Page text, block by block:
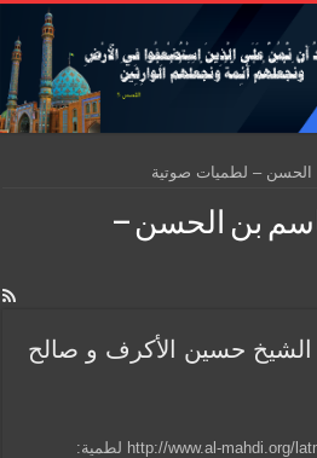
الحسن – لطميات صوتية
بن الحسن –
حسين الأكرف و صالح
http://www.al-mahdi.org/latmiyyat/al-akraf/qasimah.mp3 لطمية: